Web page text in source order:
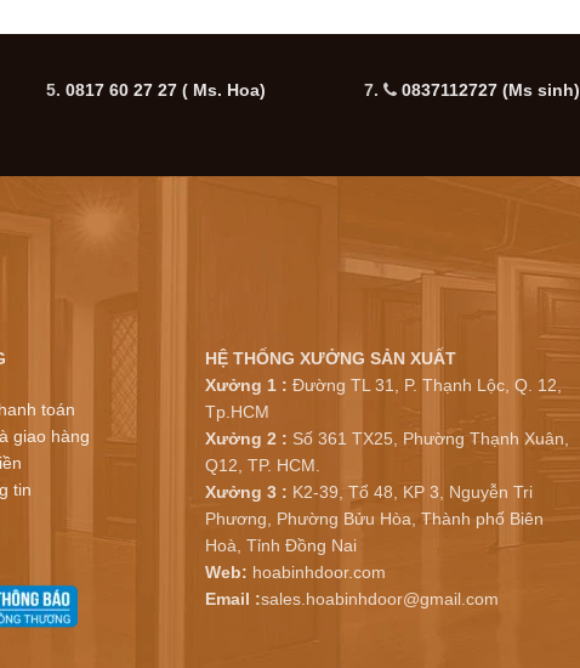
5. 0817 60 27 27( Ms. Hoa) 7. 0837112727 (Ms sinh)
toán
giao hàng
tin
HỆ THỐNG XƯỞNG SẢN XUẤT
Xưởng 1 : Đường TL 31, P. Thạnh Lộc, Q. 12,
Tp.HCM
Xưởng 2 : Số 361 TX25, Phường Thạnh Xuân,
Q12, TP. HCM.
Xưởng 3 : K2-39, Tổ 48, KP 3, Nguyễn Tri
Phương, Phường Bửu Hòa, Thành phố Biên
Hoà, Tỉnh Đồng Nai
Web: hoabinhdoor.com
Email :sales.hoabinhdoor@gmail.com